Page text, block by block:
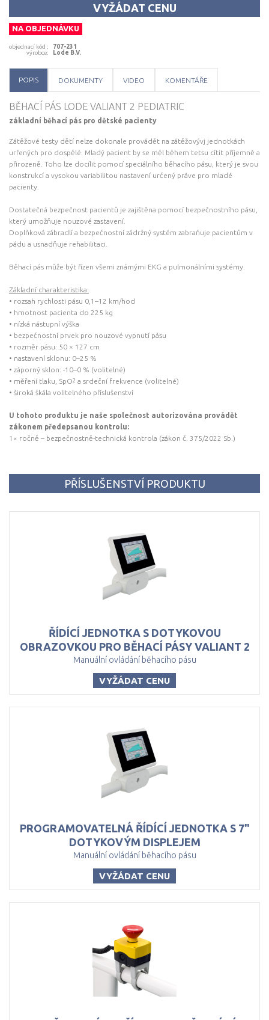
pacienty. Dostatečná bezpečnost pacientů je zajištěna pomocí
bezpečnostního pásu, který umožňuje nouzové zastavení. Doplňková
zábradlí a bezpečnostní zádržný systém zabraňuje pacientům v pádu a
usnadňuje rehabilitaci. Běhací pás může být řízen všemi známými EKG a
0,1–12 km/hod • hmotnost pacienta do 225 kg • nízká nástupní výška •
bezpečnostní prvek pro nouzové vypnutí pásu • rozměr pásu: 50 × 127
cm • nastavení sklonu: 0–25 % • záporný sklon: -10–0 % (volitelné) •
měření tlaku, SpO2 a srdeční frekvence (volitelné) • široká škála
volitelného příslušenství U tohoto produktu je naše společnost
autorizována provádět zákonem předepsanou kontrolu: 1× ročně –
bezpečnostně-technická kontrola (zákon č. 375/2022 Sb.)
VYŽÁDAT CENU
NA OBJEDNÁVKU
objednací kód :
707-231
výrobce: Lode B.V.
POPIS DOKUMENTY VIDEO KOMENTÁŘE
BĚHACÍ PÁS LODE VALIANT 2 PEDIATRIC
základní běhací pás pro dětské pacienty
Zátěžové testy dětí nelze dokonale provádět na zátěžovývj jednotkách
urřených pro dospělé. Mladý pacient by se měl během tetsu cítit příjemně a
přirozeně. Toho lze docílit pomocí speciálního běhacího pásu, který je svou
konstrukcí a vysokou variabilitou nastavení určený práve pro mladé
pacienty.
Dostatečná bezpečnost pacientů je zajištěna pomocí bezpečnostního pásu,
který umožňuje nouzové zastavení.
Doplňková zábradlí a bezpečnostní zádržný systém zabraňuje pacientům v
pádu a usnadňuje rehabilitaci.
Běhací pás může být řízen všemi známými EKG a pulmonálními systémy.
Základní charakteristika:
• rozsah rychlosti pásu 0,1–12 km/hod
• hmotnost pacienta do 225 kg
• nízká nástupní výška
• bezpečnostní prvek pro nouzové vypnutí pásu
• rozměr pásu: 50 × 127 cm
• nastavení sklonu: 0–25 %
• záporný sklon: -10–0 % (volitelné)
• měření tlaku, SpO2 a srdeční frekvence (volitelné)
• široká škála volitelného příslušenství
U tohoto produktu je naše společnost autorizována provádět
zákonem předepsanou kontrolu:
1× ročně – bezpečnostně-technická kontrola (zákon č. 375/2022 Sb.)
PŘÍSLUŠENSTVÍ PRODUKTU
ŘÍDÍCÍ JEDNOTKA S DOTYKOVOU
OBRAZOVKOU PRO BĚHACÍ PÁSY VALIANT 2
Manuální ovládání běhacího pásu
VYŽÁDAT CENU
PROGRAMOVATELNÁ ŘÍDÍCÍ JEDNOTKA S 7"
DOTYKOVÝM DISPLEJEM
Manuální ovládání běhacího pásu
VYŽÁDAT CENU